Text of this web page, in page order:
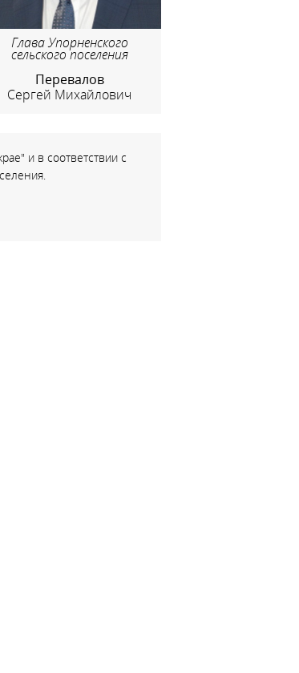
Глава Упорненского
сельского поселения
Перевалов
Сергей Михайлович
и в соответствии с